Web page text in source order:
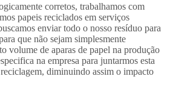
corretos, trabalhamos com
papeis reciclados em serviços
enviar todo o nosso resíduo para
que não sejam simplesmente
volume de aparas de papel na produção
na empresa para juntarmos esta
diminuindo assim o impacto